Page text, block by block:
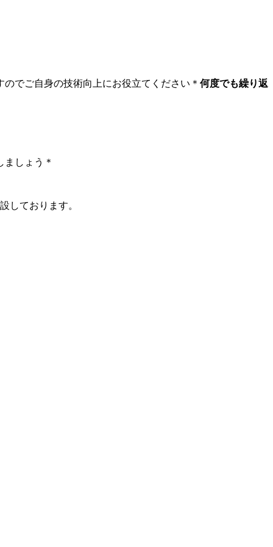
でご自身の技術向上にお役立てください＊ 何度でも繰り返
しょう＊
しております。